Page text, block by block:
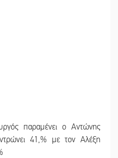
παραμένει ο Αντώνης
41,% με τον Αλέξη